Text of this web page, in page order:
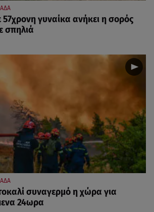
γυναίκα ανήκει η σορός
σπηλιά
συναγερμό η χώρα για
24ωρα